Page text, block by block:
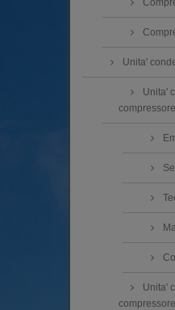
Unita'
Unita'
Unita'